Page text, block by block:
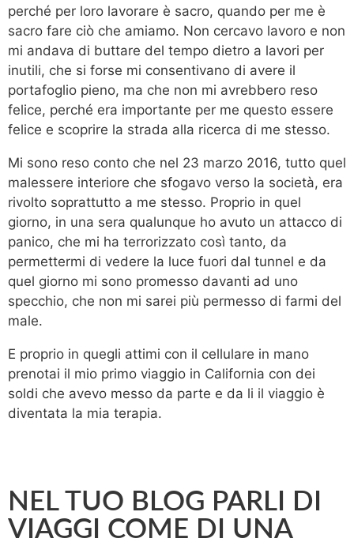
perché per loro lavorare è sacro, quando per me è
sacro fare ciò che amiamo. Non cercavo lavoro e non
mi andava di buttare del tempo dietro a lavori per
inutili, che si forse mi consentivano di avere il
portafoglio pieno, ma che non mi avrebbero reso
felice, perché era importante per me questo essere
felice e scoprire la strada alla ricerca di me stesso.
Mi sono reso conto che nel 23 marzo 2016, tutto quel
malessere interiore che sfogavo verso la società, era
rivolto soprattutto a me stesso. Proprio in quel
giorno, in una sera qualunque ho avuto un attacco di
panico, che mi ha terrorizzato così tanto, da
permettermi di vedere la luce fuori dal tunnel e da
quel giorno mi sono promesso davanti ad uno
specchio, che non mi sarei più permesso di farmi del
male.
E proprio in quegli attimi con il cellulare in mano
prenotai il mio primo viaggio in California con dei
soldi che avevo messo da parte e da li il viaggio è
diventata la mia terapia.
NEL TUO BLOG PARLI DI
VIAGGI COME DI UNA